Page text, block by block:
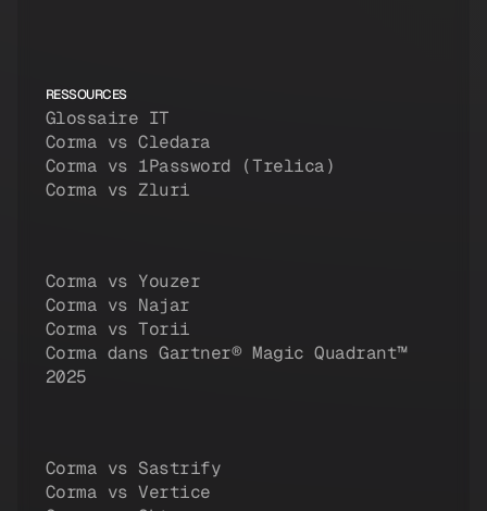
RESSOURCES
Glossaire IT
Corma vs Cledara
Corma vs 1Password (Trelica)
Corma vs Zluri
Corma vs Youzer
Corma vs Najar
Corma vs Torii
Corma dans Gartner® Magic Quadrant™
2025
Corma vs Sastrify
Corma vs Vertice